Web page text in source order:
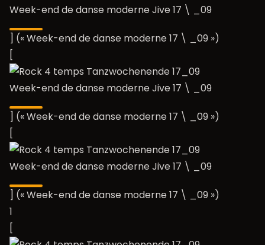
Week-end de danse moderne Jive 17 \ _09
] (« Week-end de danse moderne 17 \ _09 »)
[
Week-end de danse moderne Jive 17 \ _09
] (« Week-end de danse moderne 17 \ _09 »)
[
Week-end de danse moderne Jive 17 \ _09
] (« Week-end de danse moderne 17 \ _09 »)
1
[